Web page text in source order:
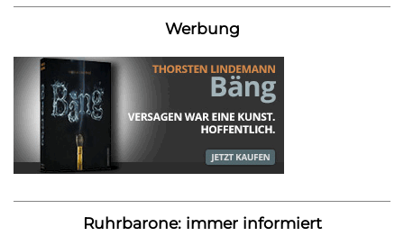
Werbung
Ruhrbarone: immer informiert